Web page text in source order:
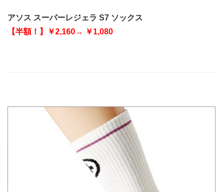
アソス スーパーレジェラ S7 ソックス
【半額！】￥2,160→ ￥1,080